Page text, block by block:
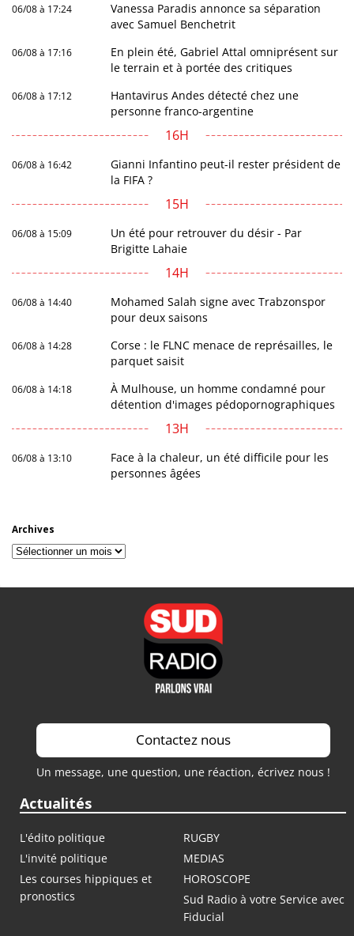
06/08 à 17:24
Vanessa Paradis annonce sa séparation
avec Samuel Benchetrit
06/08 à 17:16
En plein été, Gabriel Attal omniprésent sur
le terrain et à portée des critiques
06/08 à 17:12
Hantavirus Andes détecté chez une
personne franco-argentine
16H
06/08 à 16:42
Gianni Infantino peut-il rester président de
la FIFA ?
15H
06/08 à 15:09
Un été pour retrouver du désir - Par
Brigitte Lahaie
14H
06/08 à 14:40
Mohamed Salah signe avec Trabzonspor
pour deux saisons
06/08 à 14:28
Corse : le FLNC menace de représailles, le
parquet saisit
06/08 à 14:18
À Mulhouse, un homme condamné pour
détention d'images pédopornographiques
13H
06/08 à 13:10
Face à la chaleur, un été difficile pour les
personnes âgées
Archives
Archives
Contactez nous
Un message, une question, une réaction, écrivez nous !
Actualités
L'édito politique
RUGBY
L'invité politique
MEDIAS
Les courses hippiques et
pronostics
HOROSCOPE
Sud Radio à votre Service avec
Fiducial